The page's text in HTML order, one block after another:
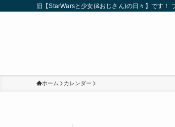
旧【StarWarsと少女(&おじさん)の日々】です！
ホーム カレンダー